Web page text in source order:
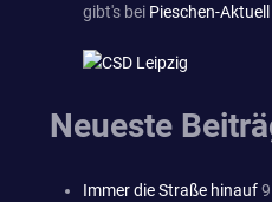
gibt's bei Pieschen-Aktuell
Neueste
Immer die Straße hinauf